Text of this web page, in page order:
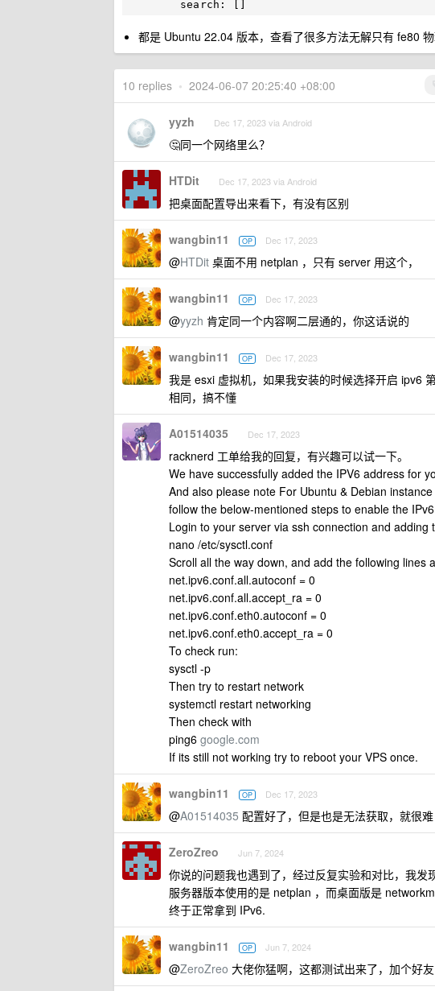
都是 Ubuntu 22.04 版本，查看了很多方法无解只有 fe80
10 replies • 2024-06-07 20:25:40 +08:00
yyzh Dec 17, 2023 via Android
🤔同一个网络里么？
HTDit Dec 17, 2023 via Android
把桌面配置导出来看下，有没有区别
wangbin11 OP Dec 17, 2023
@HTDit 桌面不用 netplan ，只有 server 用这个，
wangbin11 OP Dec 17, 2023
@yyzh 肯定同一个内容啊二层通的，你这话说的
wangbin11 OP Dec 17, 2023
我是 esxi 虚拟机，如果我安装的时候选择开启 ipv6
相同，搞不懂
A01514035 Dec 17, 2023
racknerd 工单给我的回复，有兴趣可以试一下。
We have successfully added the IPV6 address for
And also please note For Ubuntu & Debian
follow the below-mentioned steps to enable the
Login to your server via ssh connection and adding
nano /etc/sysctl.conf
Scroll all the way down, and add the following lines
net.ipv6.conf.all.autoconf = 0
net.ipv6.conf.all.accept_ra = 0
net.ipv6.conf.eth0.autoconf = 0
net.ipv6.conf.eth0.accept_ra = 0
To check run:
sysctl -p
Then try to restart network
systemctl restart networking
Then check with
ping6 google.com
If its still not working try to reboot your VPS once.
wangbin11 OP Dec 17, 2023
@A01514035 配置好了，但是也是无法获取，就很难
ZeroZreo Jun 7, 2024
你说的问题我也遇到了，经过反复实验和对比，我
服务器版本使用的是 netplan ，而桌面版是
终于正常拿到 IPv6.
wangbin11 OP Jun 7, 2024
@ZeroZreo 大佬你猛啊，这都测试出来了，加个好友